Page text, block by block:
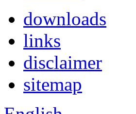
downloads
links
disclaimer
sitemap